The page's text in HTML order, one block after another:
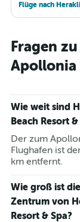
Flüge nach
Fragen
Apollonia
Wie weit sind
Beach Resort
Der zum
Flughafen ist
km entfernt.
Wie groß ist
Zentrum von
Resort & Spa?